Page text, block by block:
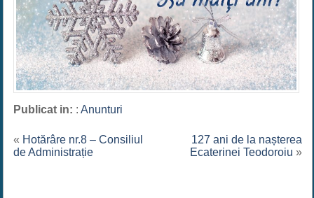
Publicat in: : Anunturi
« Hotărâre nr.8 – Consiliul
de Administrație
127 ani de la nașterea
Ecaterinei Teodoroiu »